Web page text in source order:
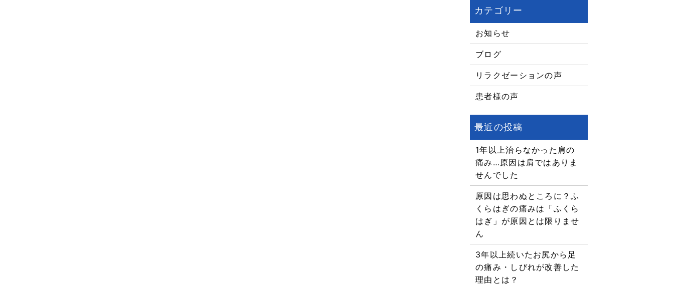
お知らせ
ブログ
リラクゼーションの声
患者様の声
1年以上治らなかった肩の
痛み…原因は肩ではありま
せんでした
原因は思わぬところに？ふ
くらはぎの痛みは「ふくら
はぎ」が原因とは限りませ
ん
3年以上続いたお尻から足
の痛み・しびれが改善した
理由とは？